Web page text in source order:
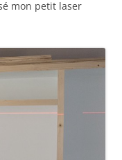
mon petit laser